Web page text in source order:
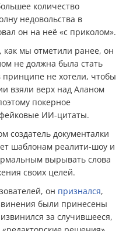
количество
недовольства в
он на неё «с приколом».
мы отметили ранее, он
не должна была стать
не хотели, чтобы
взяли верх над Аланом
покерное
ИИ-цитаты.
создатель документалки
шаблонам реалити-шоу и
вырывать слова
своих целей.
он признался,
были принесены
за случившееся,